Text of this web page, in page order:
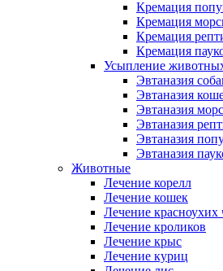
Кремация
Кремация
Кремация
Кремация
Усыпление
Эвтаназия
Эвтаназия
Эвтаназия
Эвтаназия
Эвтаназия
Эвтаназия
Животные
Лечение корелл
Лечение кошек
Лечение красноухих
Лечение кроликов
Лечение крыс
Лечение куриц